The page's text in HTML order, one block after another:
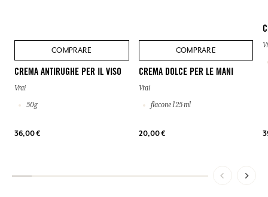
COMPRARE
CREMA ANTIRUGHE PER IL VISO
Vrai
50g
36,00 €
COMPRARE
CREMA DOLCE PER LE MANI
Vrai
flacone 125 ml
20,00 €